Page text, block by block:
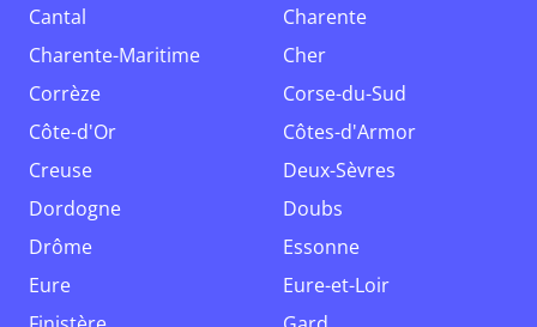
Cantal
Charente
Charente-Maritime
Cher
Corrèze
Corse-du-Sud
Côte-d'Or
Côtes-d'Armor
Creuse
Deux-Sèvres
Dordogne
Doubs
Drôme
Essonne
Eure
Eure-et-Loir